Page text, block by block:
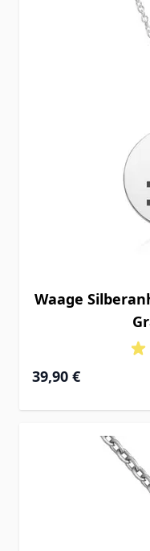
Waage
39,90 €